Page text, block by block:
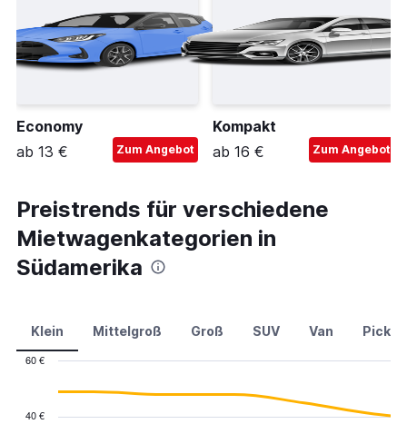
Economy
ab 13 €
Zum Angebot
Kompakt
ab 16 €
Zum Angebot
Preistrends für verschiedene
Mietwagenkategorien in
Südamerika
Klein Mittelgroß Groß SUV Van Pick-
40 €
60 €